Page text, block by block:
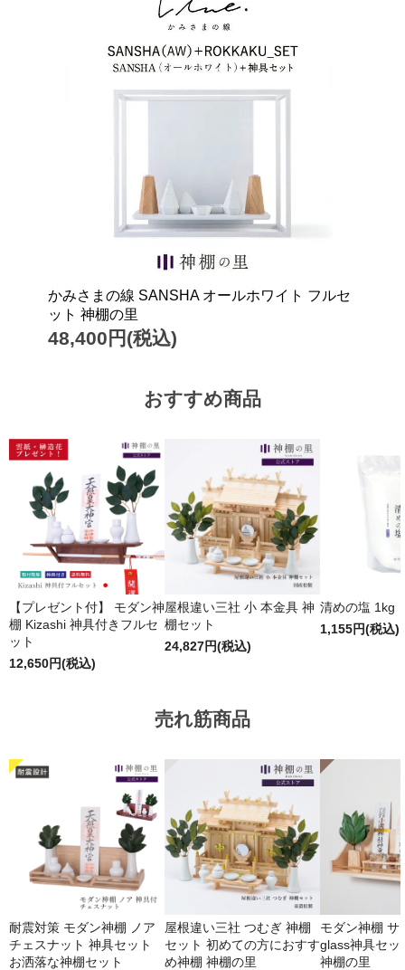
かみさまの線 SANSHA オールホワイト フルセ
ット 神棚の里
48,400円(税込)
おすすめ商品
【プレゼント付】 モダン神
棚 Kizashi 神具付きフルセ
ット
12,650円(税込)
屋根違い三社 小 本金具 神
棚セット
24,827円(税込)
清めの塩 1kg
1,155円(税込)
売れ筋商品
耐震対策 モダン神棚 ノア
チェスナット 神具セット
お洒落な神棚セット
屋根違い三社 つむぎ 神棚
セット 初めての方におすす
め神棚 神棚の里
モダン神棚 サ
glass神具セッ
神棚の里